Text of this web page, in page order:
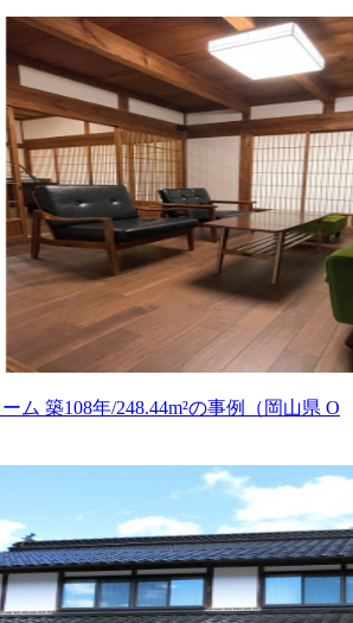
ム 築108年/248.44m²の事例（岡山県 O